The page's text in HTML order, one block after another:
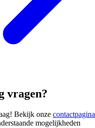
vragen?
Bekijk onze contactpagina
mogelijkheden